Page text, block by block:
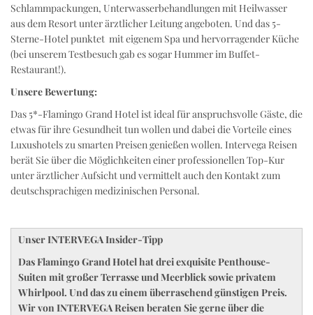
Schlammpackungen, Unterwasserbehandlungen mit Heilwasser
aus dem Resort unter ärztlicher Leitung angeboten. Und das 5-
Sterne-Hotel punktet mit eigenem Spa und hervorragender Küche
(bei unserem Testbesuch gab es sogar Hummer im Buffet-
Restaurant!).
Unsere Bewertung:
Das 5*-Flamingo Grand Hotel ist ideal für anspruchsvolle Gäste, die
etwas für ihre Gesundheit tun wollen und dabei die Vorteile eines
Luxushotels zu smarten Preisen genießen wollen. Intervega Reisen
berät Sie über die Möglichkeiten einer professionellen Top-Kur
unter ärztlicher Aufsicht und vermittelt auch den Kontakt zum
deutschsprachigen medizinischen Personal.
Unser INTERVEGA Insider-Tipp
Das Flamingo Grand Hotel hat drei exquisite Penthouse-
Suiten mit großer Terrasse und Meerblick sowie privatem
Whirlpool. Und das zu einem überraschend günstigen Preis.
Wir von INTERVEGA Reisen beraten Sie gerne über die